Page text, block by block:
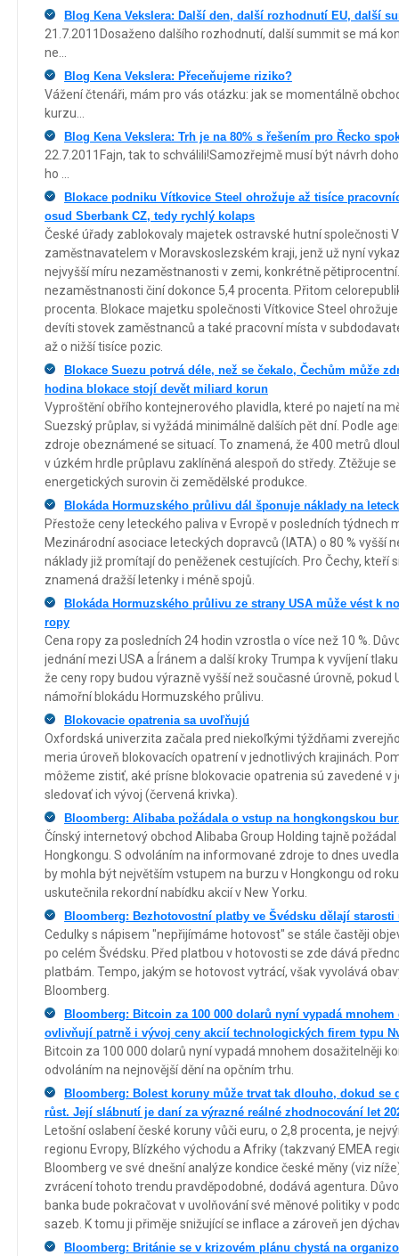
Blog Kena Vekslera: Další den, další rozhodnutí EU, další
21.7.2011Dosaženo dalšího rozhodnutí, další summit se má
ne...
Blog Kena Vekslera: Přeceňujeme riziko?
Vážení čtenáři, mám pro vás otázku: jak se momentálně
kurzu...
Blog Kena Vekslera: Trh je na 80% s řešením pro Řecko
22.7.2011Fajn, tak to schválili!Samozřejmě musí být návrh
ho ...
Blokace podniku Vítkovice Steel ohrožuje až tisíce
osud Sberbank CZ, tedy rychlý kolaps
České úřady zablokovaly majetek ostravské hutní společnosti
zaměstnavatelem v Moravskoslezském kraji, jenž už nyní
nejvyšší míru nezaměstnanosti v zemi, konkrétně
nezaměstnanosti činí dokonce 5,4 procenta. Přitom
procenta. Blokace majetku společnosti Vítkovice Steel
devíti stovek zaměstnanců a také pracovní místa v
až o nižší tisíce pozic.
Blokace Suezu potrvá déle, než se čekalo, Čechům může
hodina blokace stojí devět miliard korun
Vyproštění obřího kontejnerového plavidla, které po najetí na
Suezský průplav, si vyžádá minimálně dalších pět dní. Podle
zdroje obeznámené se situací. To znamená, že 400 metrů
v úzkém hrdle průplavu zaklíněná alespoň do středy. Ztěžuje
energetických surovin či zemědělské produkce.
Blokáda Hormuzského průlivu dál šponuje náklady na
Přestože ceny leteckého paliva v Evropě v posledních týdnech
Mezinárodní asociace leteckých dopravců (IATA) o 80 % vyšší
náklady již promítají do peněženek cestujících. Pro Čechy, kteří
znamená dražší letenky i méně spojů.
Blokáda Hormuzského průlivu ze strany USA může vést k
ropy
Cena ropy za posledních 24 hodin vzrostla o více než 10 %.
jednání mezi USA a Íránem a další kroky Trumpa k vyvíjení
že ceny ropy budou výrazně vyšší než současné úrovně, pokud
námořní blokádu Hormuzského průlivu.
Blokovacie opatrenia sa uvoľňujú
Oxfordská univerzita začala pred niekoľkými týždňami
meria úroveň blokovacích opatrení v jednotlivých krajinách.
môžeme zistiť, aké prísne blokovacie opatrenia sú zavedené v
sledovať ich vývoj (červená krivka).
Bloomberg: Alibaba požádala o vstup na hongkongskou
Čínský internetový obchod Alibaba Group Holding tajně
Hongkongu. S odvoláním na informované zdroje to dnes
by mohla být největším vstupem na burzu v Hongkongu od
uskutečnila rekordní nabídku akcií v New Yorku.
Bloomberg: Bezhotovostní platby ve Švédsku dělají starosti
Cedulky s nápisem "nepřijímáme hotovost" se stále častěji
po celém Švédsku. Před platbou v hotovosti se zde dává
platbám. Tempo, jakým se hotovost vytrácí, však vyvolává
Bloomberg.
Bloomberg: Bitcoin za 100 000 dolarů nyní vypadá
ovlivňují patrně i vývoj ceny akcií technologických firem typu
Bitcoin za 100 000 dolarů nyní vypadá mnohem dosažitelněji
odvoláním na nejnovější dění na opčním trhu.
Bloomberg: Bolest koruny může trvat tak dlouho, dokud se
růst. Její slábnutí je daní za výrazné reálné zhodnocování let
Letošní oslabení české koruny vůči euru, o 2,8 procenta, je
regionu Evropy, Blízkého východu a Afriky (takzvaný EMEA
Bloomberg ve své dnešní analýze kondice české měny (viz
zvrácení tohoto trendu pravděpodobné, dodává agentura.
banka bude pokračovat v uvolňování své měnové politiky v
sazeb. K tomu ji přiměje snižující se inflace a zároveň jen
Bloomberg: Británie se v krizovém plánu chystá na